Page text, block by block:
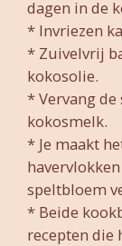
dagen in de
* Invriezen
* Zuivelvrij
kokosolie.
* Vervang
kokosmelk.
* Je maakt
speltbloem
* Beide
recepten die